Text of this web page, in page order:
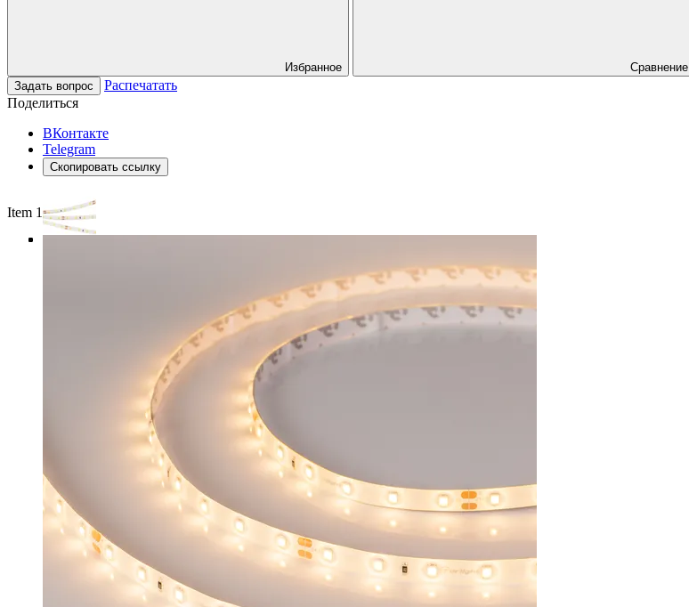
Избранное Сравнение
Задать вопрос
Распечатать
Поделиться
ВКонтакте
Telegram
Скопировать ссылку
Item 1 of 4